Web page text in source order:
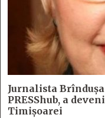
Jurnalista
PRESShub, a
Timișoarei